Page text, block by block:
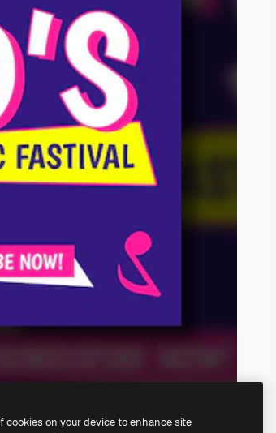
cookies on your device to enhance site